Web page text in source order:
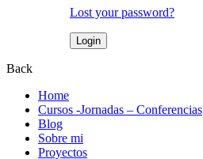
Lost your password?
Back
Home
Cursos -Jornadas – Conferencias
Blog
Sobre mi
Proyectos